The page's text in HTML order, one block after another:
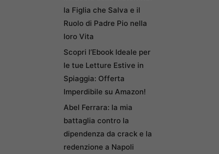
la Figlia che Salva e il
Ruolo di Padre Pio nella
loro Vita
Scopri l’Ebook Ideale per
le tue Letture Estive in
Spiaggia: Offerta
Imperdibile su Amazon!
Abel Ferrara: la mia
battaglia contro la
dipendenza da crack e la
redenzione a Napoli